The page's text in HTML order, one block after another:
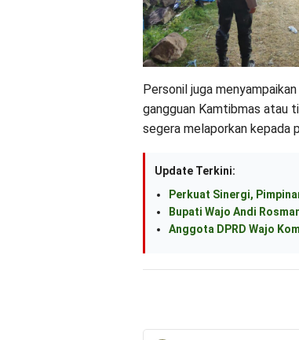
Personil juga
gangguan Kamtibmas atau
segera melaporkan kepada
Update Terkini:
Perkuat Sinergi,
Bupati Wajo Andi
Anggota DPRD Wajo